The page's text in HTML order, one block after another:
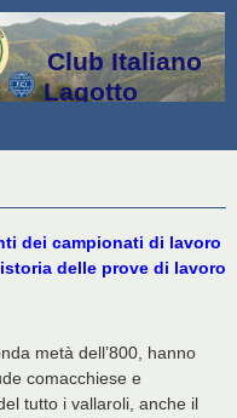
Club Italiano
Lagotto
dei campionati di lavoro
delle prove di lavoro
metà dell’800, hanno
comacchiese e
tutto i vallaroli, anche il